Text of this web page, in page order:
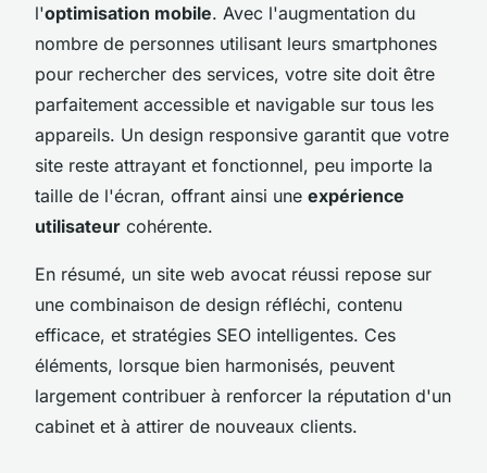
l'optimisation mobile. Avec l'augmentation du
nombre de personnes utilisant leurs smartphones
pour rechercher des services, votre site doit être
parfaitement accessible et navigable sur tous les
appareils. Un design responsive garantit que votre
site reste attrayant et fonctionnel, peu importe la
taille de l'écran, offrant ainsi une expérience
utilisateur cohérente.
En résumé, un site web avocat réussi repose sur
une combinaison de design réfléchi, contenu
efficace, et stratégies SEO intelligentes. Ces
éléments, lorsque bien harmonisés, peuvent
largement contribuer à renforcer la réputation d'un
cabinet et à attirer de nouveaux clients.